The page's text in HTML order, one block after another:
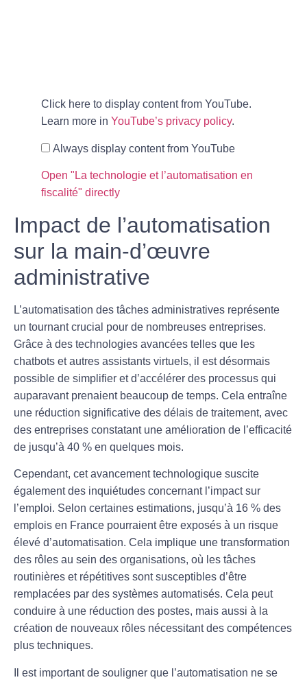
Click here to display content from YouTube.
Learn more in YouTube’s privacy policy.
Always display content from YouTube
Open "La technologie et l’automatisation en
fiscalité" directly
Impact de l’automatisation
sur la main-d’œuvre
administrative
L’automatisation des tâches administratives représente
un tournant crucial pour de nombreuses entreprises.
Grâce à des technologies avancées telles que les
chatbots et autres assistants virtuels, il est désormais
possible de simplifier et d’accélérer des processus qui
auparavant prenaient beaucoup de temps. Cela entraîne
une réduction significative des délais de traitement, avec
des entreprises constatant une amélioration de l’efficacité
de jusqu’à 40 % en quelques mois.
Cependant, cet avancement technologique suscite
également des inquiétudes concernant l’impact sur
l’emploi. Selon certaines estimations, jusqu’à 16 % des
emplois en France pourraient être exposés à un risque
élevé d’automatisation. Cela implique une transformation
des rôles au sein des organisations, où les tâches
routinières et répétitives sont susceptibles d’être
remplacées par des systèmes automatisés. Cela peut
conduire à une réduction des postes, mais aussi à la
création de nouveaux rôles nécessitant des compétences
plus techniques.
Il est important de souligner que l’automatisation ne se